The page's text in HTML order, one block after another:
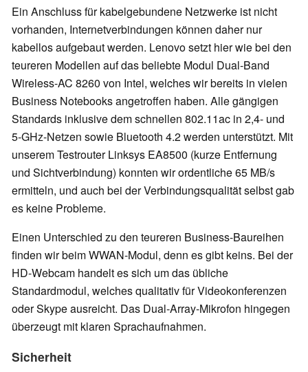
Ein Anschluss für kabelgebundene Netzwerke ist nicht
vorhanden, Internetverbindungen können daher nur
kabellos aufgebaut werden. Lenovo setzt hier wie bei den
teureren Modellen auf das beliebte Modul Dual-Band
Wireless-AC 8260 von Intel, welches wir bereits in vielen
Business Notebooks angetroffen haben. Alle gängigen
Standards inklusive dem schnellen 802.11ac in 2,4- und
5-GHz-Netzen sowie Bluetooth 4.2 werden unterstützt. Mit
unserem Testrouter Linksys EA8500 (kurze Entfernung
und Sichtverbindung) konnten wir ordentliche 65 MB/s
ermitteln, und auch bei der Verbindungsqualität selbst gab
es keine Probleme.
Einen Unterschied zu den teureren Business-Baureihen
finden wir beim WWAN-Modul, denn es gibt keins. Bei der
HD-Webcam handelt es sich um das übliche
Standardmodul, welches qualitativ für Videokonferenzen
oder Skype ausreicht. Das Dual-Array-Mikrofon hingegen
überzeugt mit klaren Sprachaufnahmen.
Sicherheit